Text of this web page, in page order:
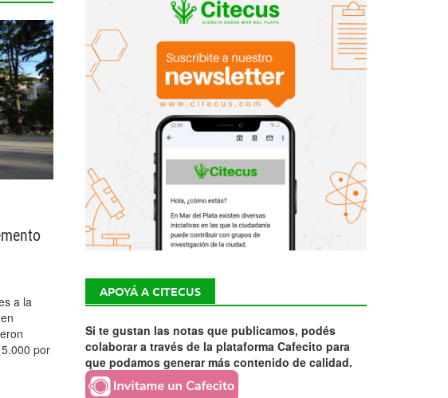
a la
por
APOYÁ A CITECUS
Si te gustan las notas que publicamos, podés
colaborar a través de la plataforma Cafecito para
que podamos generar más contenido de calidad.